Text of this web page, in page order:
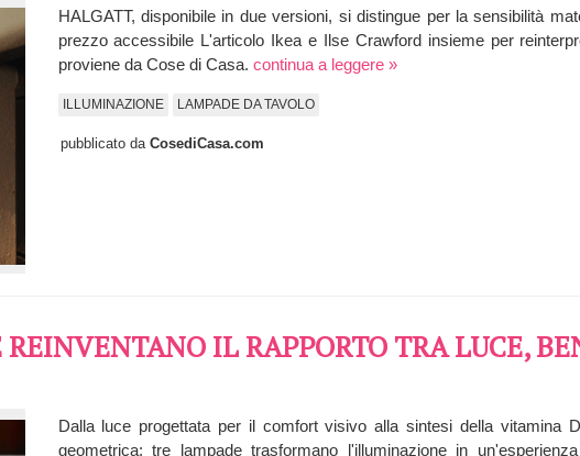
HALGATT, disponibile in due versioni, si distingue per la sensibilità
prezzo accessibile L'articolo Ikea e Ilse Crawford insieme per
proviene da Cose di Casa. continua a leggere »
ILLUMINAZIONE LAMPADE DA TAVOLO
pubblicato da CosediCasa.com
IL RAPPORTO TRA LUCE,
Dalla luce progettata per il comfort visivo alla sintesi della vitamina
geometrica: tre lampade trasformano l'illuminazione in